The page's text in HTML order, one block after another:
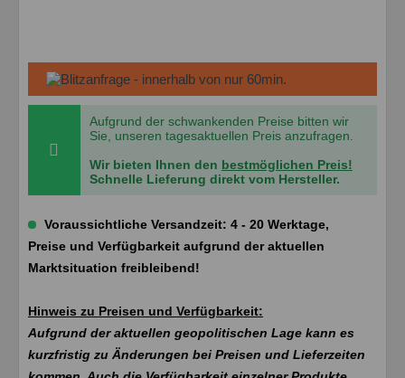
Aufgrund der schwankenden Preise bitten wir
Sie, unseren tagesaktuellen Preis anzufragen.
Wir bieten Ihnen den bestmöglichen Preis!
Schnelle Lieferung direkt vom Hersteller.
Voraussichtliche Versandzeit: 4 - 20 Werktage,
Preise und Verfügbarkeit aufgrund der aktuellen
Marktsituation freibleibend!
Hinweis zu Preisen und Verfügbarkeit:
Aufgrund der aktuellen geopolitischen Lage kann es
kurzfristig zu Änderungen bei Preisen und Lieferzeiten